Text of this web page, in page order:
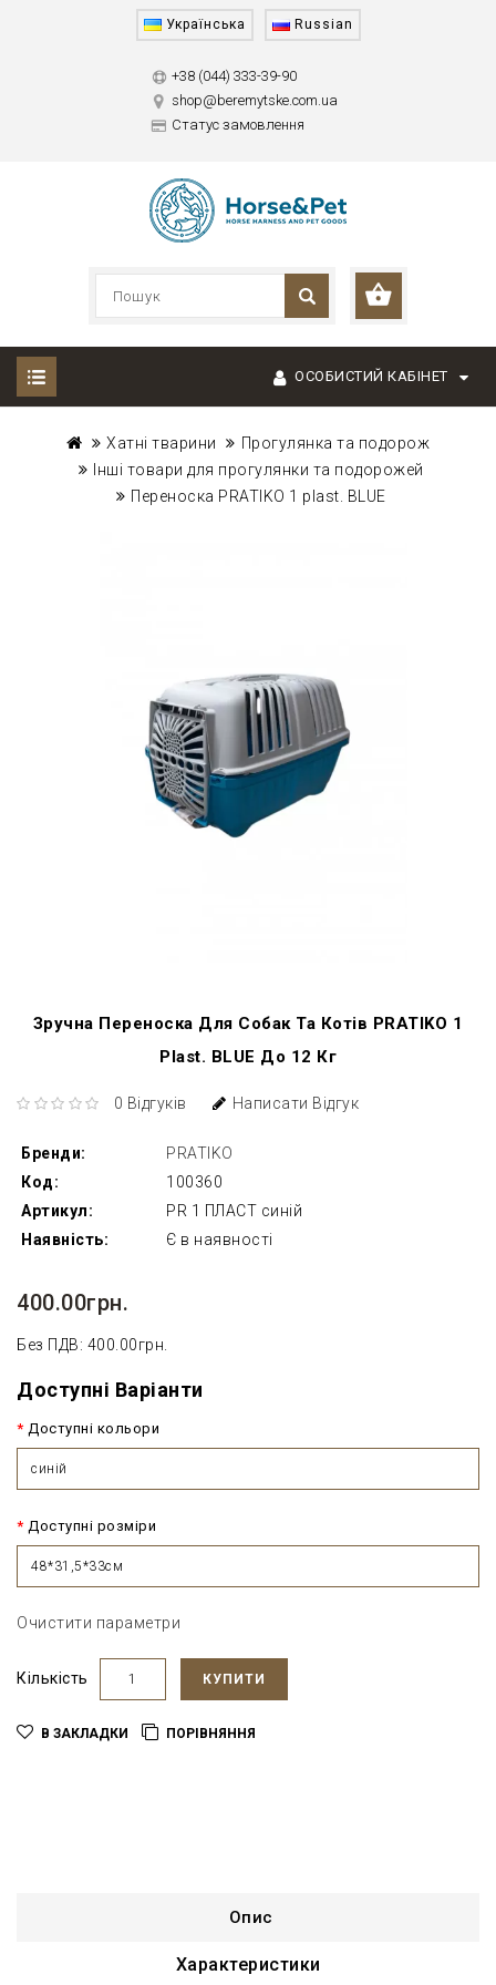
Українська Russian
+38 (044) 333-39-90
shop@beremytske.com.ua
Статус замовлення
ОСОБИСТИЙ КАБІНЕТ
Хатні тварини
Прогулянка та подорож
Інші товари для прогулянки та подорожей
Переноска PRATIKO 1 plast. BLUE
Зручна Переноска Для Собак Та Котів PRATIKO 1
Plast. BLUE До 12 Кг
0 Відгуків Написати Відгук
Бренди:
PRATIKO
Код:
100360
Артикул:
PR 1 ПЛАСТ синій
Наявність:
Є в наявності
400.00грн.
Без ПДВ: 400.00грн.
Доступні Варіанти
Доступні кольори
синій
Доступні розміри
48*31,5*33см
Очистити параметри
Кількість КУПИТИ
В ЗАКЛАДКИ ПОРІВНЯННЯ
Опис
Характеристики